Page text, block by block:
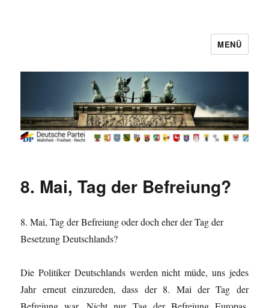
MENÜ
8. Mai, Tag der Befreiung?
8. Mai, Tag der Befreiung oder doch eher der Tag der
Besetzung Deutschlands?
Die Politiker Deutschlands werden nicht müde, uns jedes
Jahr erneut einzureden, dass der 8. Mai der Tag der